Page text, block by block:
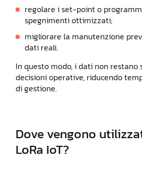
regolare i set-point o
spegnimenti ottimizzati;
migliorare la manutenzione
dati reali.
In questo modo, i dati non
decisioni operative, riducendo
di gestione.
Dove vengono
LoRa IoT?